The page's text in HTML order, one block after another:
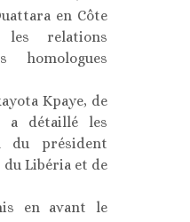
en Côte
les relations
homologues
Kpaye, de
a détaillé les
du président
Libéria et de
en avant le